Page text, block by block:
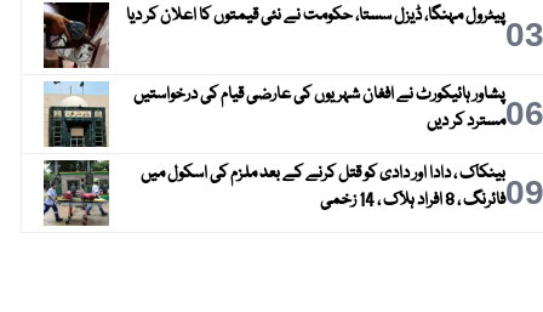
03پیٹرول مہنگا، ڈیزل سستا، حکومت نے نئی قیمتوں کا اعلان کر دیا
06پشاور ہائیکورٹ نے افغان شہریوں کی عارضی قیام کی درخواستیں
مسترد کر دیں
09بینکاک ، دادا اور دادی کو قتل کرنے کے بعد ملزم کی اسکول میں
فائرنگ ، 8 افراد ہلاک ، 14 زخمی